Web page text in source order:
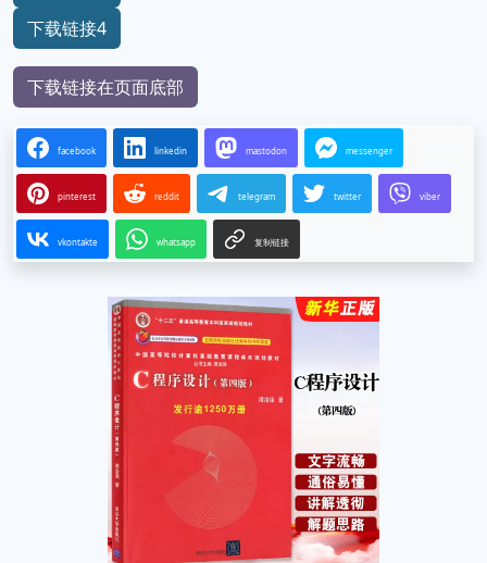
下载链接4
下载链接在页面底部
facebook linkedin mastodon messenger
pinterest reddit telegram twitter viber
vkontakte whatsapp 复制链接